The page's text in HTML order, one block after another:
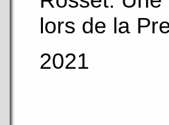
lors de la
2021